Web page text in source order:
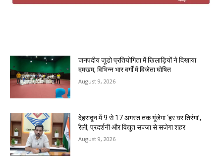
जनपदीय जूडो प्रतियोगिता में खिलाड़ियों ने दिखाया
दमखम, विभिन्न भार वर्गों में विजेता घोषित
August 9, 2026
देहरादून में 9 से 17 अगस्त तक गूंजेगा ‘हर घर तिरंगा’,
रैली, प्रदर्शनी और विद्युत सज्जा से सजेगा शहर
August 9, 2026